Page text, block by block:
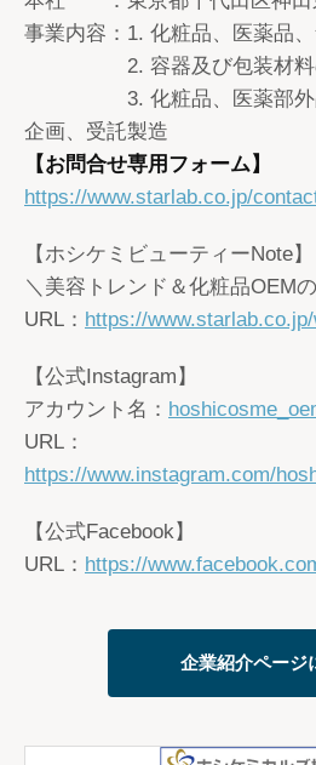
事業内容：1. 化粧品、医薬品
2. 容器及び包装材料の
3. 化粧品、医薬部外品
企画、受託製造
【お問合せ専用フォーム】
https://www.starlab.co.jp/
【ホシケミビューティーNote】
＼美容トレンド＆化粧品OEM
URL： https://
【公式Instagram】
アカウント名：
URL：
https://www.instagram.com/
【公式Facebook】
URL： https://
企業紹介ページ